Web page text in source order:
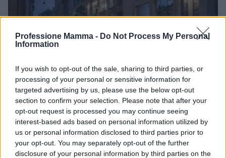
Professione Mamma - Do Not Process My Personal
Information
If you wish to opt-out of the sale, sharing to third parties, or
processing of your personal or sensitive information for
targeted advertising by us, please use the below opt-out
section to confirm your selection. Please note that after your
opt-out request is processed you may continue seeing
interest-based ads based on personal information utilized by
us or personal information disclosed to third parties prior to
your opt-out. You may separately opt-out of the further
disclosure of your personal information by third parties on the
ICA Milano presenta mostre, concerti e letture per
l’autunno 2026
Matteo Pellegrino · 6 Ago 2026
NEWS E ATTUALITÀ